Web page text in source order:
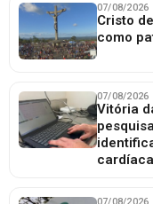
07/08/2026
Cristo
como
07/08/2026
Vitória
cardíaca
07/08/2026